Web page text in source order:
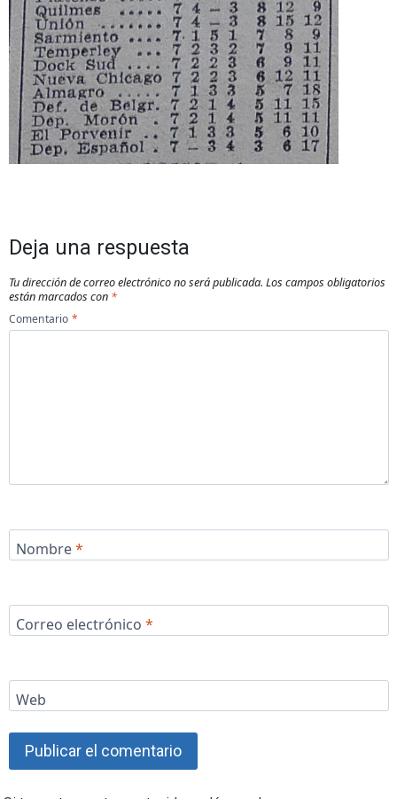
Deja una respuesta
Tu dirección de correo electrónico no será publicada. Los campos obligatorios
están marcados con *
Comentario *
Nombre*
Correo electrónico *
Web